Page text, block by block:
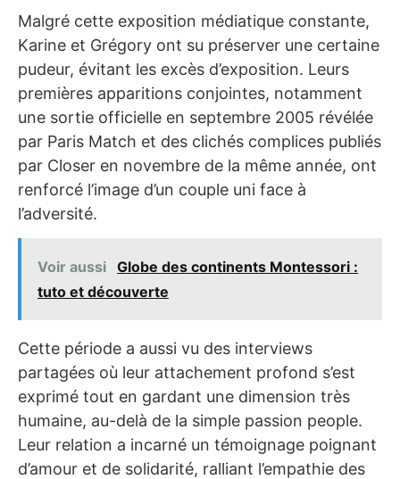
Malgré cette exposition médiatique constante,
Karine et Grégory ont su préserver une certaine
pudeur, évitant les excès d’exposition. Leurs
premières apparitions conjointes, notamment
une sortie officielle en septembre 2005 révélée
par Paris Match et des clichés complices publiés
par Closer en novembre de la même année, ont
renforcé l’image d’un couple uni face à
l’adversité.
Voir aussi Globe des continents Montessori :
tuto et découverte
Cette période a aussi vu des interviews
partagées où leur attachement profond s’est
exprimé tout en gardant une dimension très
humaine, au-delà de la simple passion people.
Leur relation a incarné un témoignage poignant
d’amour et de solidarité, ralliant l’empathie des